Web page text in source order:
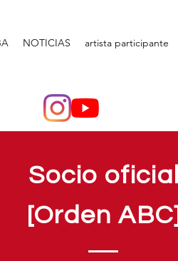
NOTICIAS artista participante
Socio oficial
[Orden ABC]